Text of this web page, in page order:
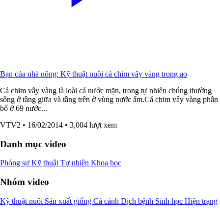
Bạn của nhà nông: Kỹ thuật nuôi cá chim vây vàng trong ao
Cá chim vây vàng là loài cá nước mặn, trong tự nhiên chúng thường
sống ở tầng giữa và tầng trên ở vùng nước ấm.Cá chim vây vàng phân
bố ở 69 nước...
VTV2 • 16/02/2014 • 3,004 lượt xem
Danh mục video
Phóng sự Kỹ thuật Tự nhiên Khoa học
Nhóm video
Kỹ thuật nuôi Sản xuất giống Cá cảnh Dịch bệnh Sinh học Hiện trạng